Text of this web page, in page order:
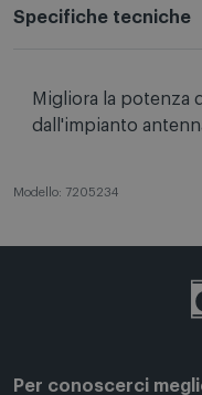
Specifiche tecniche
Migliora la potenza
dall'impianto
Modello: 7205234
Per conoscerci